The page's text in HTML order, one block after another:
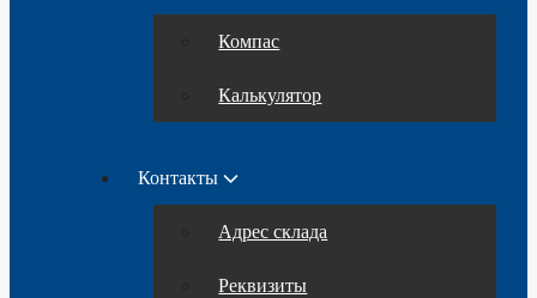
Компас
Калькулятор
Контакты
Адрес склада
Реквизиты